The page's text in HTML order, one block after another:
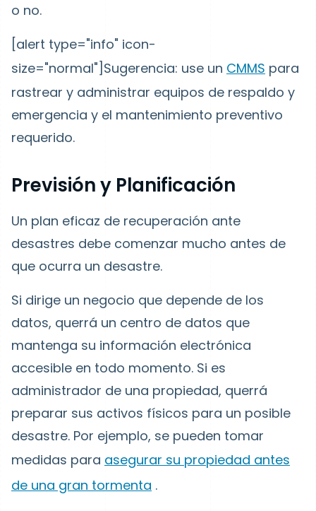
o no.
[alert type="info" icon-
size="normal"]Sugerencia: use un CMMS para
rastrear y administrar equipos de respaldo y
emergencia y el mantenimiento preventivo
requerido.
Previsión y Planificación
Un plan eficaz de recuperación ante
desastres debe comenzar mucho antes de
que ocurra un desastre.
Si dirige un negocio que depende de los
datos, querrá un centro de datos que
mantenga su información electrónica
accesible en todo momento. Si es
administrador de una propiedad, querrá
preparar sus activos físicos para un posible
desastre. Por ejemplo, se pueden tomar
medidas para asegurar su propiedad antes
de una gran tormenta .